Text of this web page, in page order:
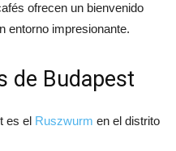
ofrecen un bienvenido
entorno impresionante.
de Budapest
es el Ruszwurm en el distrito